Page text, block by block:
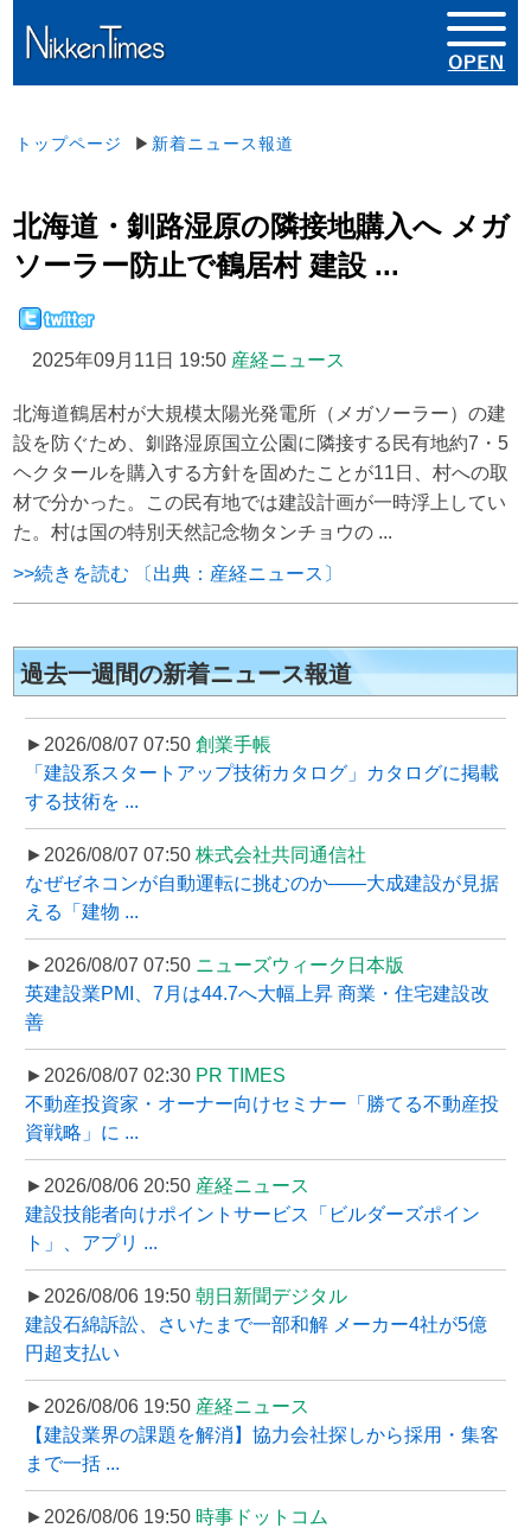
トップページ ▶ 新着ニュース報道
北海道・釧路湿原の隣接地購入へ メガ
ソーラー防止で鶴居村 建設 ...
2025年09月11日 19:50 産経ニュース
北海道鶴居村が大規模太陽光発電所（メガソーラー）の建
設を防ぐため、釧路湿原国立公園に隣接する民有地約7・5
ヘクタールを購入する方針を固めたことが11日、村への取
材で分かった。この民有地では建設計画が一時浮上してい
た。村は国の特別天然記念物タンチョウの ...
>>続きを読む 〔出典：産経ニュース〕
過去一週間の新着ニュース報道
►2026/08/07 07:50 創業手帳
「建設系スタートアップ技術カタログ」カタログに掲載
する技術を ...
►2026/08/07 07:50 株式会社共同通信社
なぜゼネコンが自動運転に挑むのか――大成建設が見据
える「建物 ...
►2026/08/07 07:50 ニューズウィーク日本版
英建設業PMI、7月は44.7へ大幅上昇 商業・住宅建設改
善
►2026/08/07 02:30 PR TIMES
不動産投資家・オーナー向けセミナー「勝てる不動産投
資戦略」に ...
►2026/08/06 20:50 産経ニュース
建設技能者向けポイントサービス「ビルダーズポイン
ト」、アプリ ...
►2026/08/06 19:50 朝日新聞デジタル
建設石綿訴訟、さいたまで一部和解 メーカー4社が5億
円超支払い
►2026/08/06 19:50 産経ニュース
【建設業界の課題を解消】協力会社探しから採用・集客
まで一括 ...
►2026/08/06 19:50 時事ドットコム